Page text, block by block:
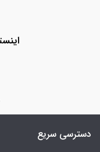
دسترسی سریع